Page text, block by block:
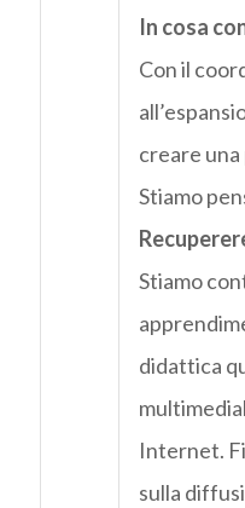
In cosa
Con il
creare
Stiamo
Stiamo
didattica
Internet.
sulla